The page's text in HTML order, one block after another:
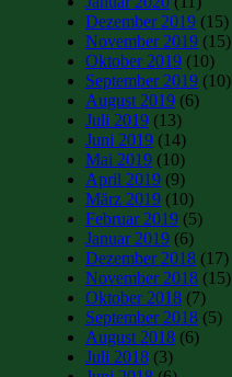
Dezember 2019 (15)
November 2019 (15)
Oktober 2019 (10)
September 2019 (10)
August 2019 (6)
Juli 2019 (13)
Juni 2019 (14)
Mai 2019 (10)
April 2019 (9)
März 2019 (10)
Februar 2019 (5)
Januar 2019 (6)
Dezember 2018 (17)
November 2018 (15)
Oktober 2018 (7)
September 2018 (5)
August 2018 (6)
Juli 2018 (3)